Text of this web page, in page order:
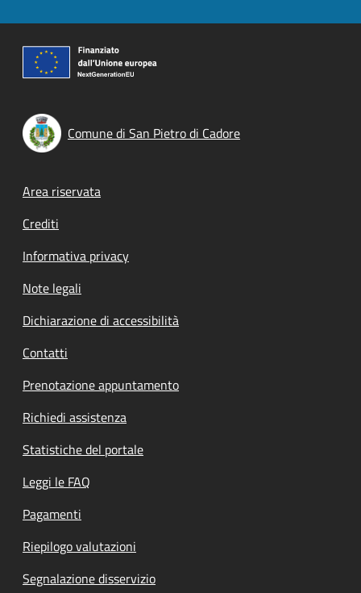
Comune di San Pietro di Cadore
Footer menu
Area riservata
Crediti
Informativa privacy
Note legali
Dichiarazione di accessibilità
Contatti
Prenotazione appuntamento
Richiedi assistenza
Statistiche del portale
Leggi le FAQ
Pagamenti
Riepilogo valutazioni
Segnalazione disservizio